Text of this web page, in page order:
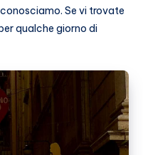
Se vi trovate
qualche giorno di